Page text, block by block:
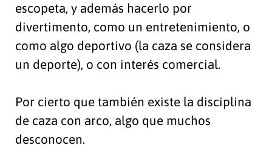
escopeta, y además hacerlo por
divertimento, como un entretenimiento, o
como algo deportivo (la caza se considera
un deporte), o con interés comercial.
Por cierto que también existe la disciplina
de caza con arco, algo que muchos
desconocen.